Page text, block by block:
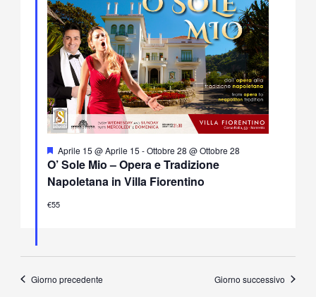
O’ Sole Mio – Opera e Tradizione
Napoletana in Villa Fiorentino
Segnalati
Aprile 15 @ Aprile 15 -Ottobre 28 @ Ottobre 28
€55
Giorno precedente Giorno successivo